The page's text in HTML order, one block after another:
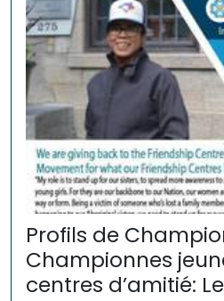
Profils de
Championnes
centres d’amitié: